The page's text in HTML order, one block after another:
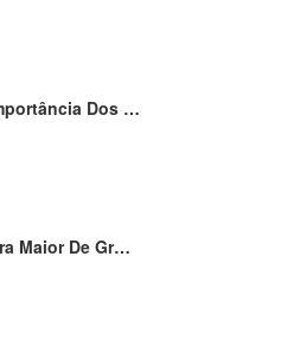
Dos …
Maior De Gr…